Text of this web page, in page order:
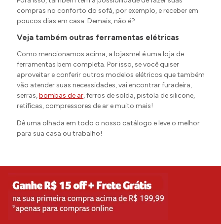
compras no conforto do sofá, por exemplo, e receber em
poucos dias em casa. Demais, não é?
Veja também outras ferramentas elétricas
Como mencionamos acima, a lojasmel é uma loja de
ferramentas bem completa. Por isso, se você quiser
aproveitar e conferir outros modelos elétricos que também
vão atender suas necessidades, vai encontrar furadeira,
serras,bombas de ar, ferros de solda, pistola de silicone,
retíficas, compressores de ar e muito mais!
Dê uma olhada em todo o nosso catálogo e leve o melhor
para sua casa ou trabalho!